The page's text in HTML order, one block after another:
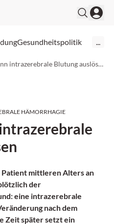
Gesundheitspolitik ...
Migräne kann intrazerebrale Blutung auslösen
HÄMORRHAGIE
Patient mittleren Alters an
der
eine intrazerebrale
nach dem
Zeit später setzt ein